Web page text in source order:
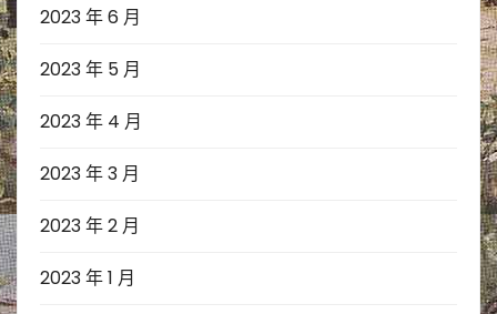
2023 年 6 月
2023 年 5 月
2023 年 4 月
2023 年 3 月
2023 年 2 月
2023 年 1 月